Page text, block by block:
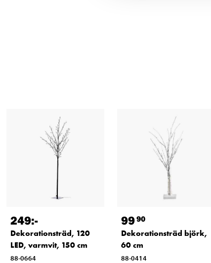
249:-
Dekorationsträd, 120
LED, varmvit, 150 cm
88-0664
9990
Dekorationsträd björk,
60 cm
88-0414